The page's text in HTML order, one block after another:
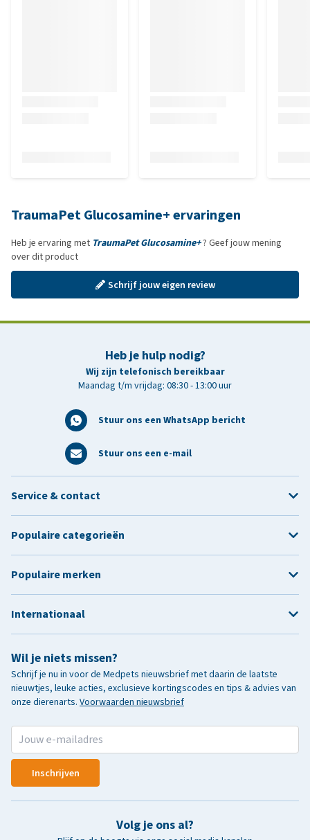
TraumaPet Glucosamine+ ervaringen
Heb je ervaring met TraumaPet Glucosamine+? Geef jouw mening
over dit product
Schrijf jouw eigen review
Heb je hulp nodig?
Wij zijn telefonisch bereikbaar
Maandag t/m vrijdag: 08:30 - 13:00 uur
Stuur ons een WhatsApp bericht
Stuur ons een e-mail
Wil je niets missen?
Schrijf je nu in voor de Medpets nieuwsbrief met daarin de laatste
nieuwtjes, leuke acties, exclusieve kortingscodes en tips & advies van
onze dierenarts. Voorwaarden nieuwsbrief
Inschrijven
Volg je ons al?
Service & contact
Populaire categorieën
Populaire merken
Internationaal